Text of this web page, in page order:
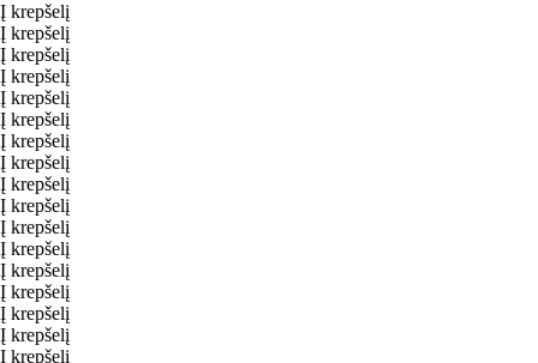
Į krepšelį
Į krepšelį
Į krepšelį
Į krepšelį
Į krepšelį
Į krepšelį
Į krepšelį
Į krepšelį
Į krepšelį
Į krepšelį
Į krepšelį
Į krepšelį
Į krepšelį
Į krepšelį
Į krepšelį
Į krepšelį
Į krepšelį